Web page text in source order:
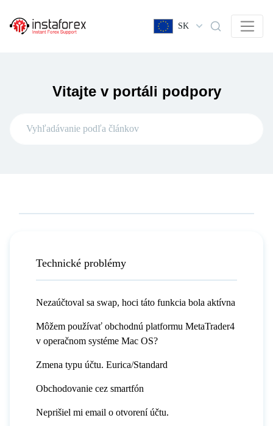
SK
Vitajte v portáli podpory
Technické problémy
Nezaúčtoval sa swap, hoci táto funkcia bola aktívna
Môžem používať obchodnú platformu MetaTrader4
v operačnom systéme Mac OS?
Zmena typu účtu. Eurica/Standard
Obchodovanie cez smartfón
Neprišiel mi email o otvorení účtu.